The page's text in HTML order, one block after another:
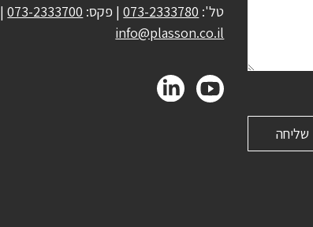
טל': 073-2333780| פקס: 073-2333700
|
info@plasson.co.il